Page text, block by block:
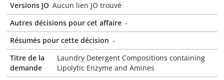
Versions JO Aucun lien JO trouvé
Autres décisions pour cet affaire -
Résumés pour cette décision -
Titre de la
demande
Laundry Detergent Compositions containing
Lipolytic Enzyme and Amines